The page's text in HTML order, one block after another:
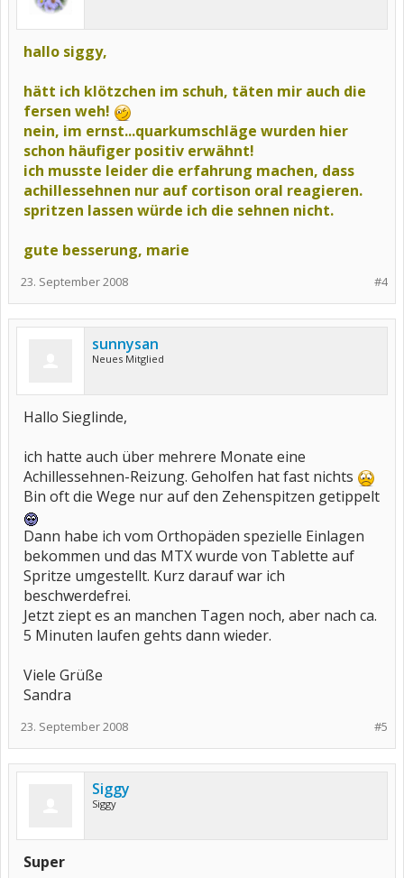
hallo siggy,
hätt ich klötzchen im schuh, täten mir auch die
fersen weh!
nein, im ernst...quarkumschläge wurden hier
schon häufiger positiv erwähnt!
ich musste leider die erfahrung machen, dass
achillessehnen nur auf cortison oral reagieren.
spritzen lassen würde ich die sehnen nicht.
gute besserung, marie
#4
23. September 2008
sunnysan
Neues Mitglied
Hallo Sieglinde,
ich hatte auch über mehrere Monate eine
Achillessehnen-Reizung. Geholfen hat fast nichts
Bin oft die Wege nur auf den Zehenspitzen getippelt
Dann habe ich vom Orthopäden spezielle Einlagen
bekommen und das MTX wurde von Tablette auf
Spritze umgestellt. Kurz darauf war ich
beschwerdefrei.
Jetzt ziept es an manchen Tagen noch, aber nach ca.
5 Minuten laufen gehts dann wieder.
Viele Grüße
Sandra
#5
23. September 2008
Siggy
Siggy
Super